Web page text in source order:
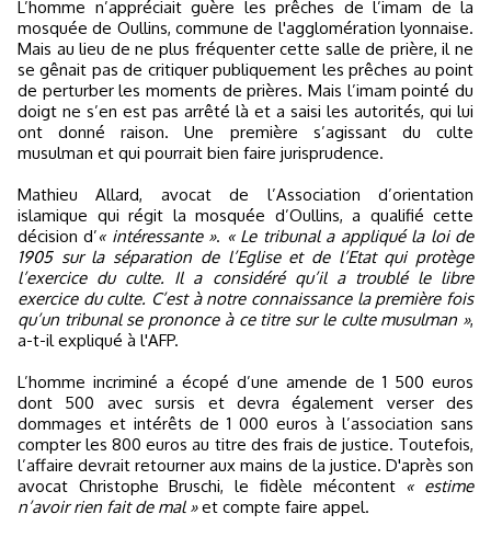
L’homme n’appréciait guère les prêches de l’imam de la
mosquée de Oullins, commune de l'agglomération lyonnaise.
Mais au lieu de ne plus fréquenter cette salle de prière, il ne
se gênait pas de critiquer publiquement les prêches au point
de perturber les moments de prières. Mais l’imam pointé du
doigt ne s’en est pas arrêté là et a saisi les autorités, qui lui
ont donné raison. Une première s’agissant du culte
musulman et qui pourrait bien faire jurisprudence.
Mathieu Allard, avocat de l’Association d’orientation
islamique qui régit la mosquée d’Oullins, a qualifié cette
décision d’« intéressante ». « Le tribunal a appliqué la loi de
1905 sur la séparation de l’Eglise et de l’Etat qui protège
l’exercice du culte. Il a considéré qu’il a troublé le libre
exercice du culte. C’est à notre connaissance la première fois
qu’un tribunal se prononce à ce titre sur le culte musulman »,
a-t-il expliqué à l'AFP.
L’homme incriminé a écopé d’une amende de 1 500 euros
dont 500 avec sursis et devra également verser des
dommages et intérêts de 1 000 euros à l’association sans
compter les 800 euros au titre des frais de justice. Toutefois,
l’affaire devrait retourner aux mains de la justice. D'après son
avocat Christophe Bruschi, le fidèle mécontent « estime
n’avoir rien fait de mal »et compte faire appel.